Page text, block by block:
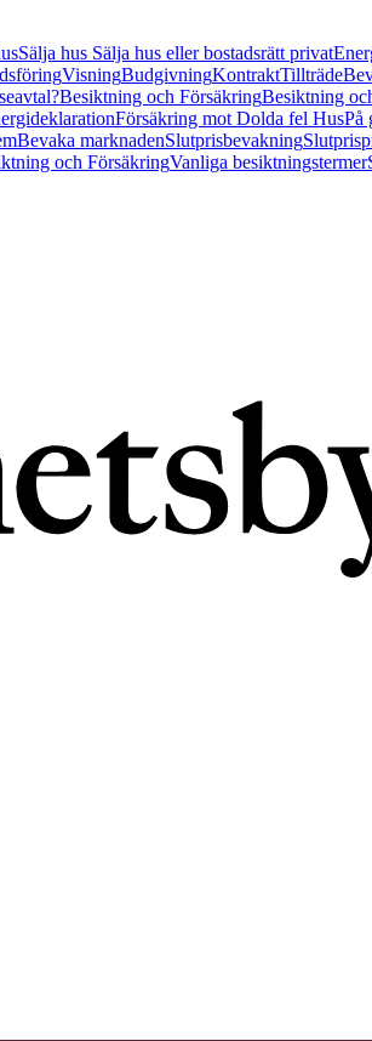
Sälja hus Sälja hus eller bostadsrätt privat
VisningBudgivningKontraktTillträde
Besiktning och FörsäkringBesiktning
Försäkring mot Dolda fel HusPå
Bevaka marknadenSlutprisbevakning
och FörsäkringVanliga besiktningstermer